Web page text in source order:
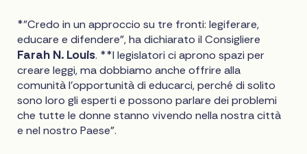
*"Credo in un approccio su tre fronti: legiferare,
educare e difendere", ha dichiarato il Consigliere
Farah N. Louis. **I legislatori ci aprono spazi per
creare leggi, ma dobbiamo anche offrire alla
comunità l'opportunità di educarci, perché di solito
sono loro gli esperti e possono parlare dei problemi
che tutte le donne stanno vivendo nella nostra città
e nel nostro Paese".